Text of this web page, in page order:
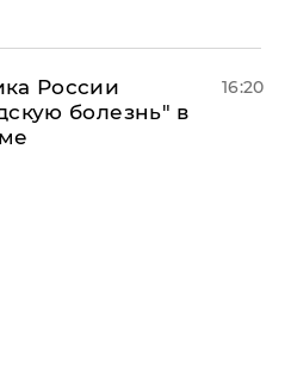
России
болезнь" в
16:20